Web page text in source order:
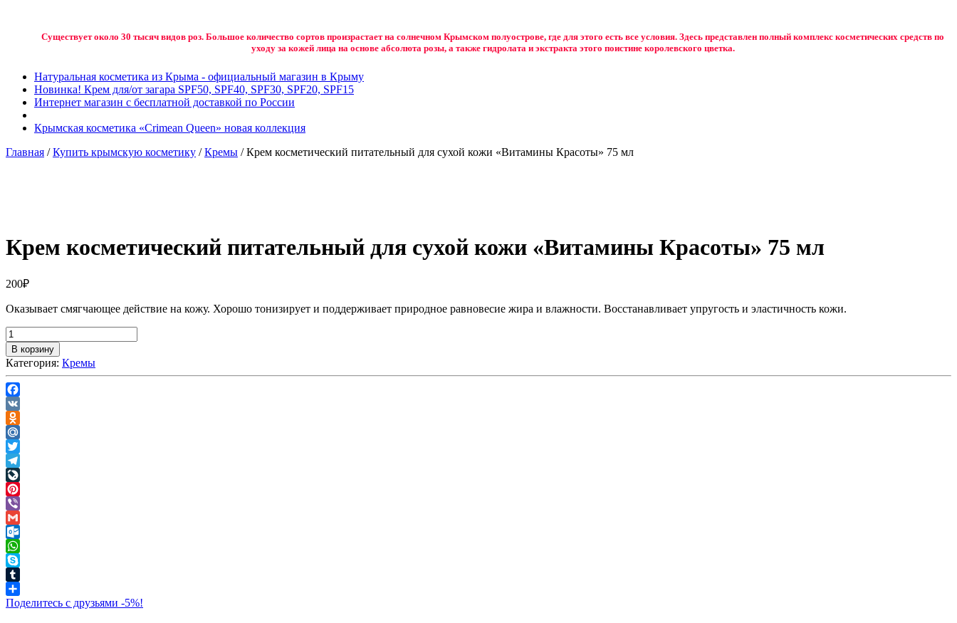
Существует около 30 тысяч видов роз. Большое количество сортов произрастает на солнечном Крымском полуострове, где для этого есть все условия. Здесь представлен полный комплекс косметических средств по
уходу за кожей лица на основе абсолюта розы, а также гидролата и экстракта этого поистине королевского цветка.
Натуральная косметика из Крыма - официальный магазин в Крыму
Новинка! Крем для/от загара SPF50, SPF40, SPF30, SPF20, SPF15
Интернет магазин с бесплатной доставкой по России
Крымская косметика «Crimean Queen» новая коллекция
Главная /Купить крымскую косметику /Кремы / Крем косметический питательный для сухой кожи «Витамины Красоты» 75 мл
Крем косметический питательный для сухой кожи «Витамины Красоты» 75 мл
200₽
Оказывает смягчающее действие на кожу. Хорошо тонизирует и поддерживает природное равновесие жира и влажности. Восстанавливает упругость и эластичность кожи.
В корзину
Категория: Кремы
Facebook
VK
Odnoklassniki
Mail.Ru
Twitter
Telegram
LiveJournal
Pinterest
Viber
Gmail
Outlook.com
WhatsApp
Skype
Tumblr
Поделитесь с друзьями -5%!